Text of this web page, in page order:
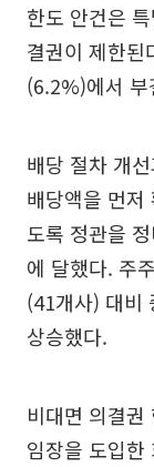
한도 안건은
결권이 제한
(6.2%)에서 부
배당 절차 개
배당액을 먼저
도록 정관을
에 달했다. 주
(41개사) 대비
상승했다.
비대면 의결권
임장을 도입